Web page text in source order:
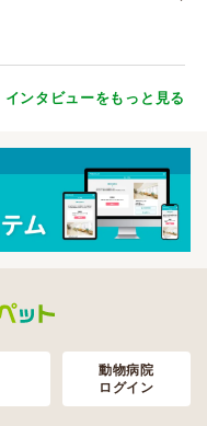
インタビューをもっと見る
動物病院
ログイン